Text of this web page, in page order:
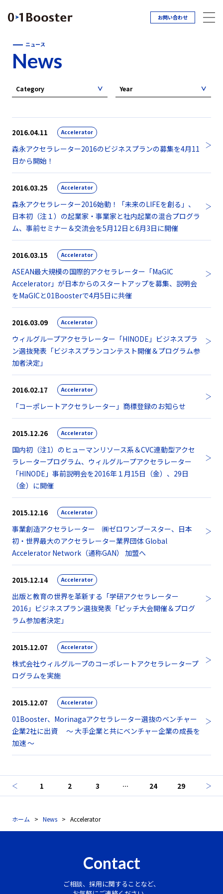
お問い合わせ
ニュース
News
Category Year
2016.04.11 Accelerator
森永アクセラレーター2016のビジネスプランの募集を4月11
日から開始！
2016.03.25 Accelerator
森永アクセラレーター2016始動！「未来のLIFEを創る」、
日本初（注１）の起業家・事業家と社内起業の混合プログラ
ム、事前セミナー＆交流会を5月12日と6月3日に開催
2016.03.15 Accelerator
ASEAN最大規模の国際的アクセラレーター「MaGIC
Accelerator」が日本からのスタートアップを募集、説明会
をMaGICと01Boosterで4月5日に共催
2016.03.09 Accelerator
ウィルグループアクセラレーター「HINODE」ビジネスプラ
ン選抜発表「ビジネスプランコンテスト開催＆プログラム参
加者決定」
2016.02.17 Accelerator
「コーポレートアクセラレーター」商標登録のお知らせ
2015.12.26 Accelerator
国内初（注1）のヒューマンリソース系＆CVC連動型アクセ
ラレータープログラム、ウィルグループアクセラレーター
「HINODE」事前説明会を2016年１月15日（金）、29日
（金）に開催
2015.12.16 Accelerator
事業創造アクセラレーター ㈱ゼロワンブースター、日本
初・世界最大のアクセラレーター業界団体 Global
Accelerator Network（通称GAN） 加盟へ
2015.12.14 Accelerator
出版と教育の世界を革新する「学研アクセラレーター
2016」ビジネスプラン選抜発表「ピッチ大会開催＆プログ
ラム参加者決定」
2015.12.07 Accelerator
株式会社ウィルグループのコーポレートアクセラレータープ
ログラムを実施
2015.12.07 Accelerator
01Booster、Morinagaアクセラレーター選抜のベンチャー
企業2社に出資 ～ 大手企業と共にベンチャー企業の成長を
加速 ～
1 2 3 … 24 29
ホーム News Accelerator
Contact
ご相談、採用に関することなど、